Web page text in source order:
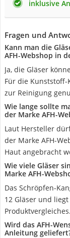
inklusive
Fragen und
Kann man die
AFH-Webshop in
Ja, die Gläser
Für die
zur Reinigung
Wie lange sollte
der Marke AFH-
Laut Hersteller
der Marke AFH-
Haut angebracht
Wie viele Gläser
Marke AFH-
Das Schröpfen-
12 Gläser und
Produktvergleiches.
Wird das AFH-
Anleitung